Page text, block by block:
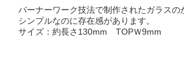
バーナーワーク技法で制作されたガラスの
シンプルなのに存在感があります。
サイズ：約長さ130mm TOPＷ9mm